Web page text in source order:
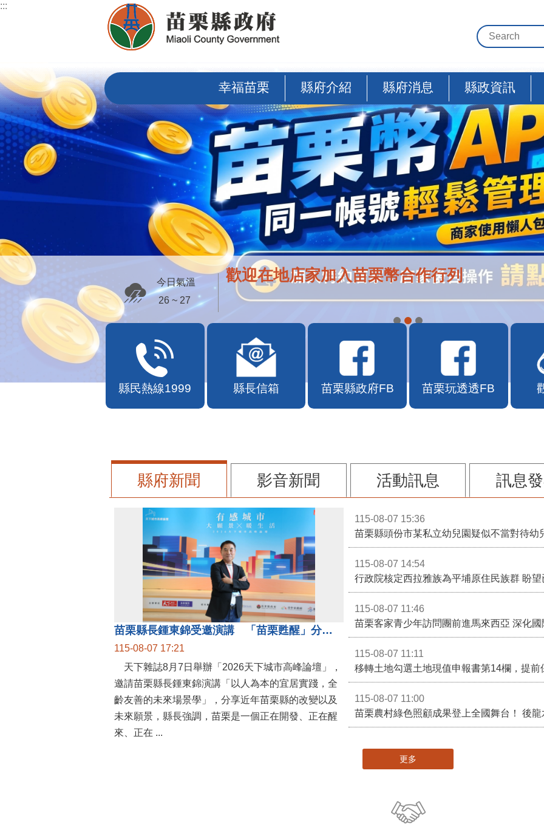
跳到主要內容區塊
:::
幸福苗栗 縣府介紹 縣府消息 縣政資訊
歡迎在地店家加入苗栗幣合作行列
今日氣溫
26 ~ 27
縣民熱線1999 縣長信箱 苗栗縣政府FB 苗栗玩透透FB
縣府新聞 影音新聞 活動訊息 訊息
苗栗縣長鍾東錦受邀演講 「苗栗甦醒」分享近年轉變
115-08-07 17:21
天下雜誌8月7日舉辦「2026天下城市高峰論壇」，
邀請苗栗縣長鍾東錦演講「以人為本的宜居實踐，全
齡友善的未來場景學」，分享近年苗栗縣的改變以及
未來願景，縣長強調，苗栗是一個正在開發、正在醒
來、正在 ...
115-08-07 15:36
苗栗縣頭份市某私立幼兒園疑似不當對待幼
115-08-07 14:54
115-08-07 11:46
苗栗客家青少年訪問團前進馬來西亞 深化
115-08-07 11:11
移轉土地勾選土地現值申報書第14欄，提前
115-08-07 11:00
更多